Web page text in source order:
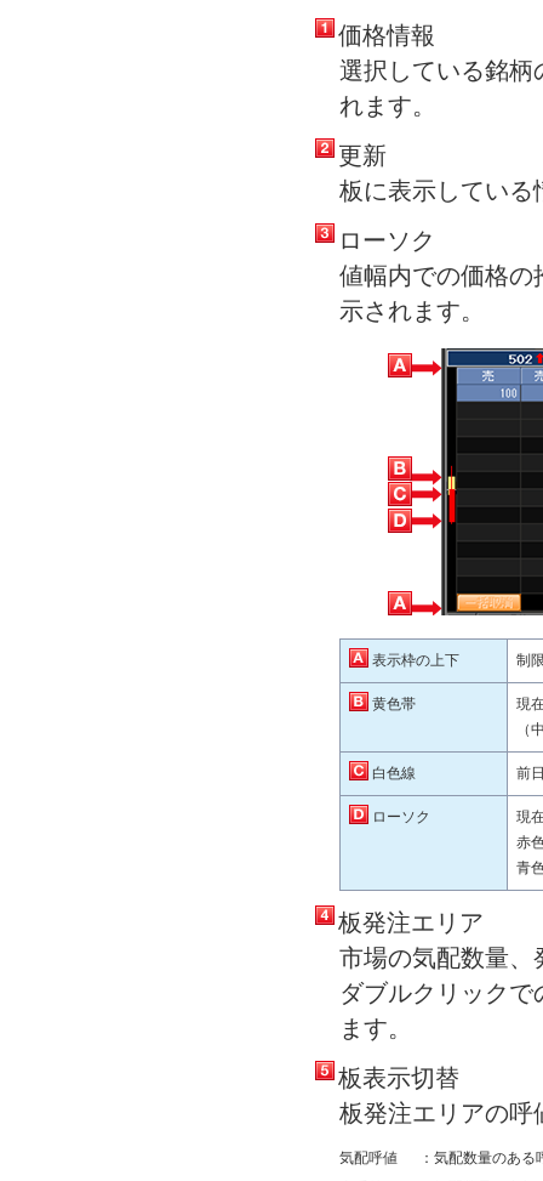
価格情報
選択している銘柄
れます。
更新
板に表示している
ローソク
値幅内での価格の
示されます。
表示枠の上下 制
黄色帯
現
（
白色線 前
ローソク
現
赤
青
板発注エリア
市場の気配数量、
ダブルクリック
ます。
板表示切替
板発注エリアの呼
気配呼値
：気配数量のあ